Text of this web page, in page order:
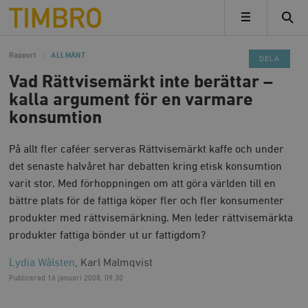
Timbro
MENY
Rapport ALLMÄNT
Vad Rättvisemärkt inte berättar –
kalla argument för en varmare
konsumtion
På allt fler caféer serveras Rättvisemärkt kaffe och under
det senaste halvåret har debatten kring etisk konsumtion
varit stor. Med förhoppningen om att göra världen till en
bättre plats för de fattiga köper fler och fler konsumenter
produkter med rättvisemärkning. Men leder rättvisemärkta
produkter fattiga bönder ut ur fattigdom?
Lydia Wålsten, Karl Malmqvist
Publicerad 16 januari 2008, 09.30
DELA